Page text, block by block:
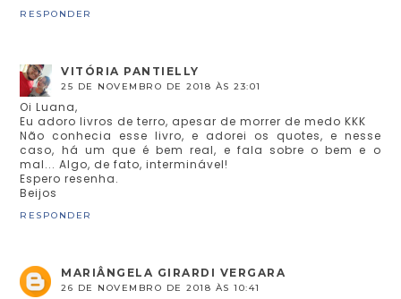
RESPONDER
VITÓRIA PANTIELLY
25 DE NOVEMBRO DE 2018 ÀS 23:01
Oi Luana,
Eu adoro livros de terro, apesar de morrer de medo KKK
Não conhecia esse livro, e adorei os quotes, e nesse
caso, há um que é bem real, e fala sobre o bem e o
mal... Algo, de fato, interminável!
Espero resenha.
Beijos
RESPONDER
MARIÂNGELA GIRARDI VERGARA
26 DE NOVEMBRO DE 2018 ÀS 10:41